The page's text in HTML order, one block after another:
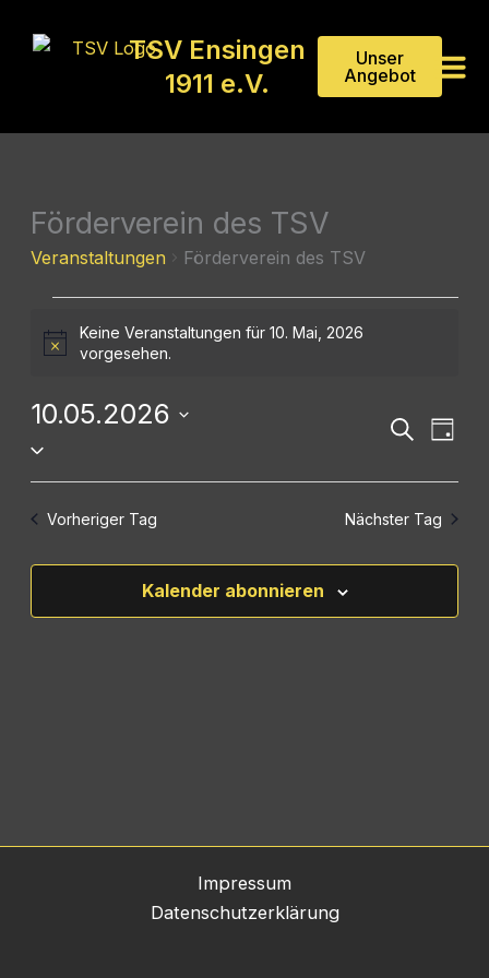
Inhalt
TSV Ensingen
1911 e.V.
Unser
Angebot
Förderverein des TSV
Veranstaltungen Förderverein des TSV
Veranstaltungen
für
2026
Hinweis
Keine Veranstaltungen für 10. Mai, 2026
vorgesehen.
und
Ansichten,
Suche
Tag
10.05.2026
Datum
Vorheriger Tag Nächster Tag
Kalender abonnieren
Impressum
Datenschutzerklärung